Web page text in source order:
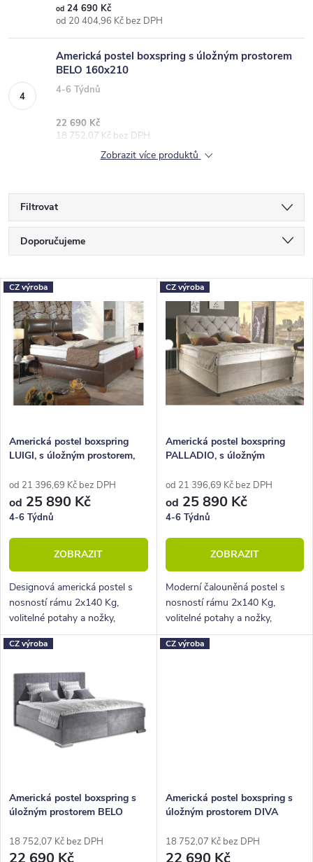
od 24 690 Kč
od 20 404,96 Kč bez DPH
Americká postel boxspring s úložným prostorem
BELO 160x210
4-6 Týdnů
22 690 Kč
18 752,07 Kč bez DPH
Zobrazit více produktů
Filtrovat
a
z
e
n
p
o
d
u
k
t
ů
Doporučujeme
Nejdražší
Nejprodávanější
Abecedně
V
ý
p
s
r
o
d
u
k
t
ů
CZ výroba
Americká postel boxspring
LUIGI, s úložným prostorem,
od 21 396,69 Kč bez DPH
od 25 890 Kč
4-6 Týdnů
ZOBRAZIT
Designová americká postel s
nosností rámu 2x140 Kg,
volitelné potahy a nožky,
hluboký úložný prostor.
CZ výroba
Americká postel boxspring
PALLADIO, s úložným
od 21 396,69 Kč bez DPH
od 25 890 Kč
4-6 Týdnů
ZOBRAZIT
Moderní čalouněná postel s
nosností rámu 2x140 Kg,
volitelné potahy a nožky,
hluboký úložný prostor.
CZ výroba
Americká postel boxspring s
úložným prostorem BELO
18 752,07 Kč bez DPH
22 690 Kč
CZ výroba
Americká postel boxspring s
úložným prostorem DIVA
18 752,07 Kč bez DPH
22 690 Kč